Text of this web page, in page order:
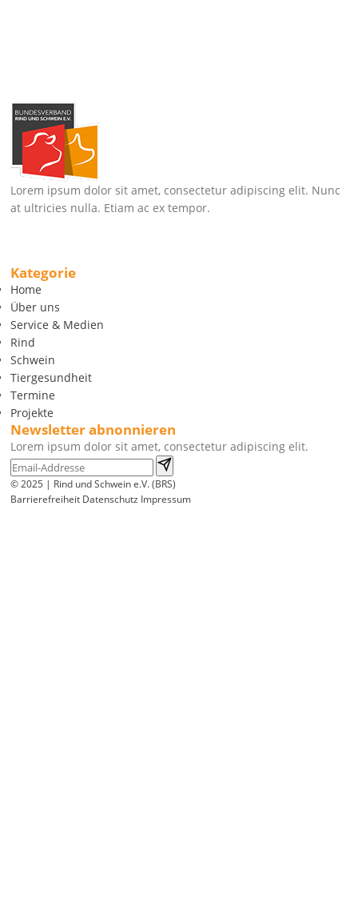
Lorem ipsum dolor sit amet, consectetur adipiscing elit. Nunc
at ultricies nulla. Etiam ac ex tempor.
Kategorie
Home
Über uns
Service & Medien
Rind
Schwein
Tiergesundheit
Termine
Projekte
Newsletter abnonnieren
Lorem ipsum dolor sit amet, consectetur adipiscing elit.
© 2025 | Rind und Schwein e.V. (BRS)
Barrierefreiheit Datenschutz Impressum